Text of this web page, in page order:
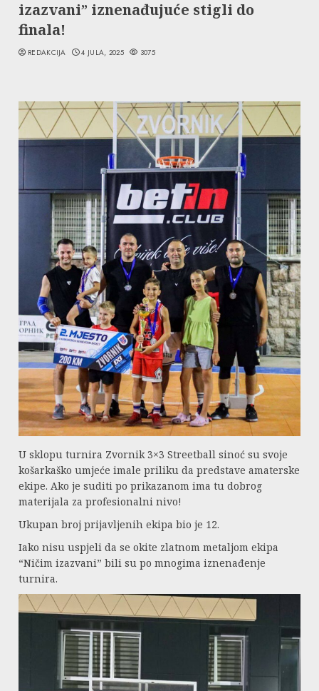
izazvani” iznenađujuće stigli do
finala!
REDAKCIJA 4 JULA, 2025 3075
U sklopu turnira Zvornik 3×3 Streetball sinoć su svoje
košarkaško umjeće imale priliku da predstave amaterske
ekipe. Ako je suditi po prikazanom ima tu dobrog
materijala za profesionalni nivo!
Ukupan broj prijavljenih ekipa bio je 12.
Iako nisu uspjeli da se okite zlatnom metaljom ekipa
“Ničim izazvani” bili su po mnogima iznenađenje
turnira.